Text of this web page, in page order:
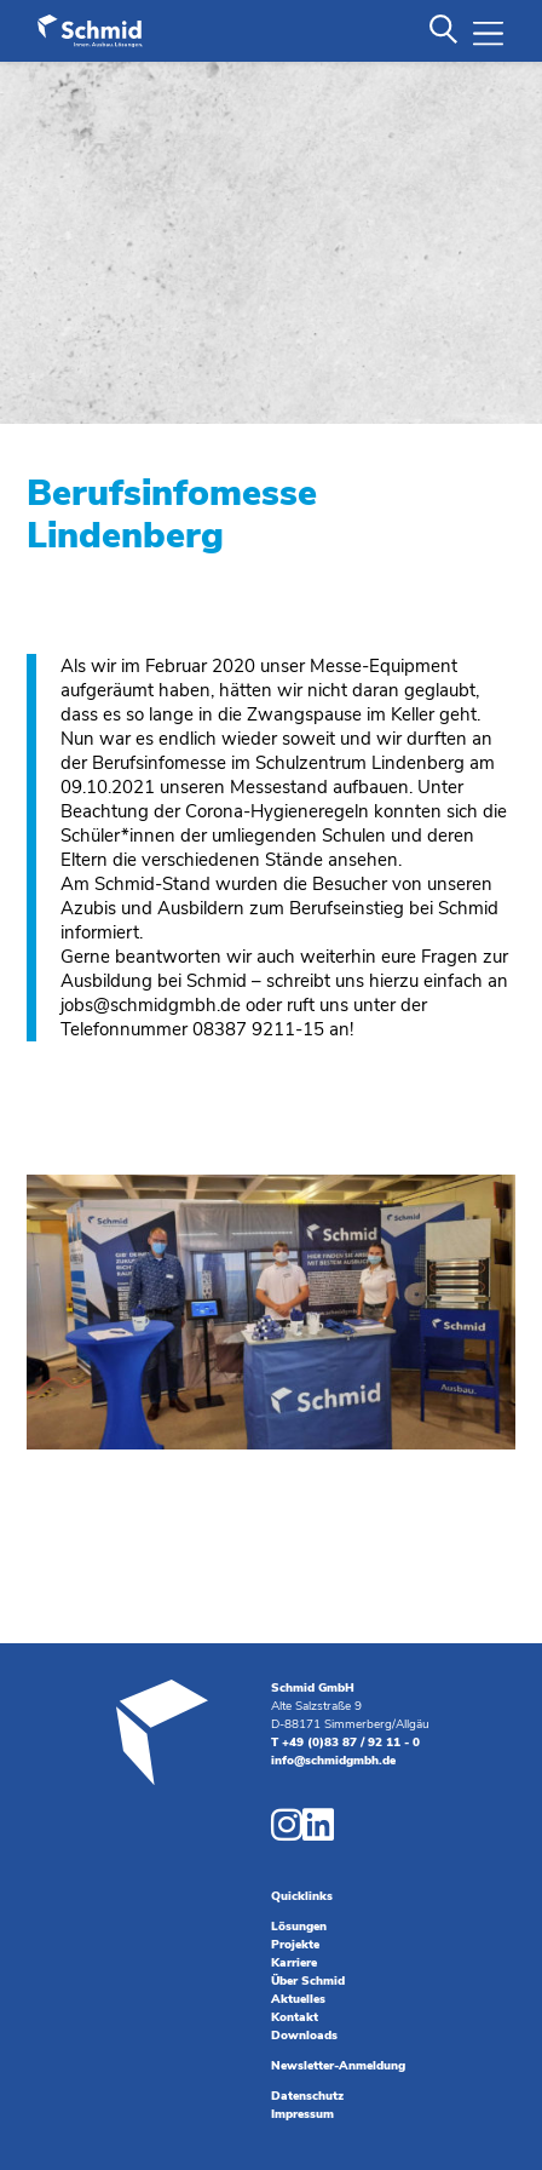
Berufsinfomesse
Lindenberg
Als wir im Februar 2020 unser Messe-Equipment
aufgeräumt haben, hätten wir nicht daran geglaubt,
dass es so lange in die Zwangspause im Keller geht.
Nun war es endlich wieder soweit und wir durften an
der Berufsinfomesse im Schulzentrum Lindenberg am
09.10.2021 unseren Messestand aufbauen. Unter
Beachtung der Corona-Hygieneregeln konnten sich die
Schüler*innen der umliegenden Schulen und deren
Eltern die verschiedenen Stände ansehen.
Am Schmid-Stand wurden die Besucher von unseren
Azubis und Ausbildern zum Berufseinstieg bei Schmid
informiert.
Gerne beantworten wir auch weiterhin eure Fragen zur
Ausbildung bei Schmid – schreibt uns hierzu einfach an
jobs@schmidgmbh.de oder ruft uns unter der
Telefonnummer 08387 9211-15 an!
Schmid GmbH
Alte Salzstraße 9
D-88171 Simmerberg/Allgäu
T +49 (0)83 87 / 92 11 - 0
info@schmidgmbh.de
Quicklinks
Lösungen
Projekte
Karriere
Über Schmid
Aktuelles
Kontakt
Downloads
Newsletter-Anmeldung
Datenschutz
Impressum